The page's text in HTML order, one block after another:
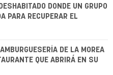
DONDE UN GRUPO
PARA RECUPERAR EL
DE LA MOREA
QUE ABRIRÁ EN SU